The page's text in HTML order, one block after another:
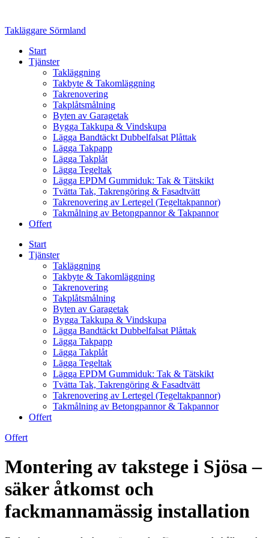
content
Takläggare Sörmland
Start
Tjänster
Takläggning
Takbyte & Takomläggning
Takrenovering
Takplåtsmålning
Byten av Garagetak
Bygga Takkupa & Vindskupa
Lägga Bandtäckt Dubbelfalsat Plåttak
Lägga Takpapp
Lägga Takplåt
Lägga Tegeltak
Lägga EPDM Gummiduk: Tak & Tätskikt
Tvätta Tak, Takrengöring & Fasadtvätt
Takrenovering av Lertegel (Tegeltakpannor)
Takmålning av Betongpannor & Takpannor
Offert
Start
Tjänster
Takläggning
Takbyte & Takomläggning
Takrenovering
Takplåtsmålning
Byten av Garagetak
Bygga Takkupa & Vindskupa
Lägga Bandtäckt Dubbelfalsat Plåttak
Lägga Takpapp
Lägga Takplåt
Lägga Tegeltak
Lägga EPDM Gummiduk: Tak & Tätskikt
Tvätta Tak, Takrengöring & Fasadtvätt
Takrenovering av Lertegel (Tegeltakpannor)
Takmålning av Betongpannor & Takpannor
Offert
Offert
Montering av takstege i Sjösa –
säker åtkomst och
fackmannamässig installation